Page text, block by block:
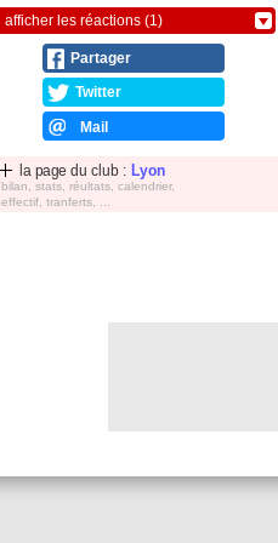
afficher les réactions (1)
Partager
Twitter
Mail
la page du club : Lyon
bilan, stats, réultats, calendrier,
effectif, tranferts, ...